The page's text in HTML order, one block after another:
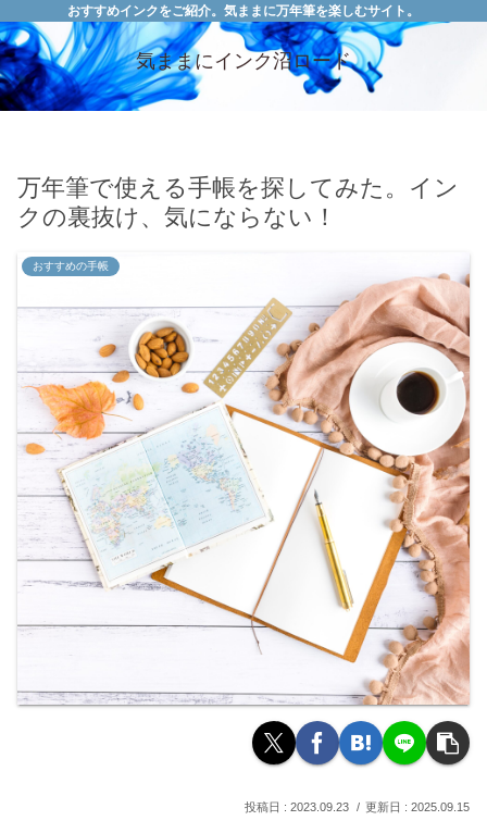
おすすめインクをご紹介。気ままに万年筆を楽しむサイト。
気ままにインク沼ロード
万年筆で使える手帳を探してみた。イン
クの裏抜け、気にならない！
おすすめの手帳
2023.09.23 2025.09.15